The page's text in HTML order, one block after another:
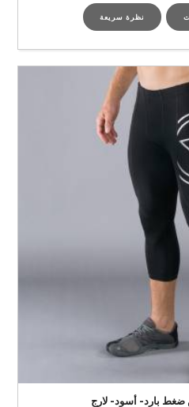
نظرة سريعة
ضغط بارد- أسود- لارج